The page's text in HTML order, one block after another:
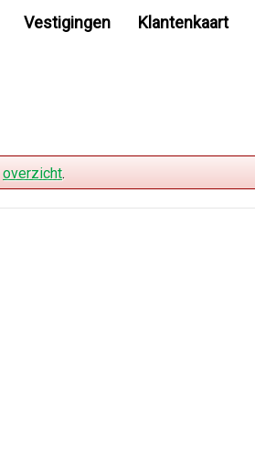
Vestigingen Klantenkaart
overzicht.